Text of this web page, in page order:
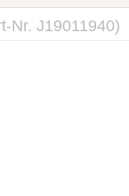
Nr. J19011940)